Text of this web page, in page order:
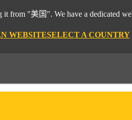
from "美国". We have a dedicated
WEBSITESELECT A COUNTRY